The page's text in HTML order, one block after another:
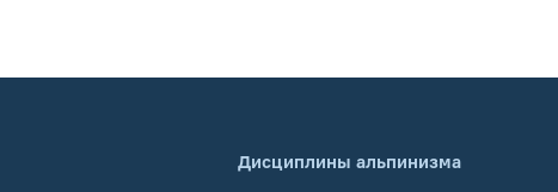
Дисциплины альпинизма